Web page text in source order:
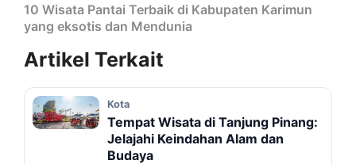
10 Wisata Pantai Terbaik di Kabupaten Karimun
yang eksotis dan Mendunia
Artikel Terkait
Kota
Tempat Wisata di Tanjung Pinang:
Jelajahi Keindahan Alam dan
Budaya